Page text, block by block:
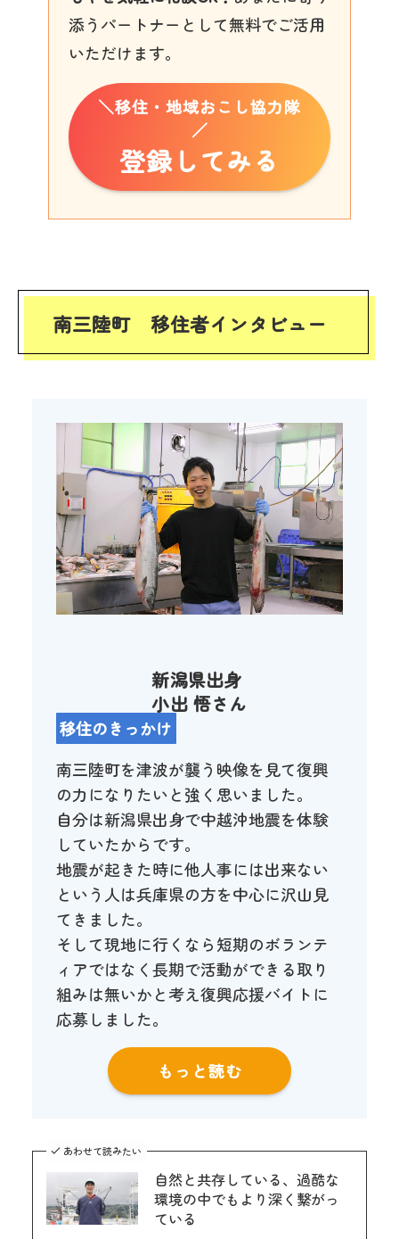
添うパートナーとして無料でご活用
いただけます。
＼移住・地域おこし協力隊
／
登録してみる
南三陸町 移住者インタビュー
新潟県出身
小出 悟さん
移住のきっかけ
南三陸町を津波が襲う映像を見て復興
の力になりたいと強く思いました。
自分は新潟県出身で中越沖地震を体験
していたからです。
地震が起きた時に他人事には出来ない
という人は兵庫県の方を中心に沢山見
てきました。
そして現地に行くなら短期のボランテ
ィアではなく長期で活動ができる取り
組みは無いかと考え復興応援バイトに
応募しました。
もっと読む
あわせて読みたい
自然と共存している、過酷な
環境の中でもより深く繋がっ
ている